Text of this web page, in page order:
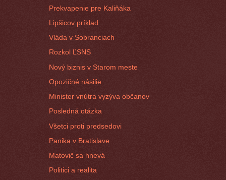
Prekvapenie pre Kaliňáka
Lipšicov príklad
Vláda v Sobranciach
Rozkol ĽSNS
Nový biznis v Starom meste
Opozičné násilie
Minister vnútra vyzýva občanov
Posledná otázka
Všetci proti predsedovi
Panika v Bratislave
Matovič sa hnevá
Politici a realita